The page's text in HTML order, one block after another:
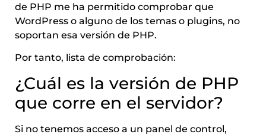
de PHP me ha permitido comprobar que
WordPress o alguno de los temas o plugins, no
soportan esa versión de PHP.
Por tanto, lista de comprobación:
¿Cuál es la versión de PHP
que corre en el servidor?
Si no tenemos acceso a un panel de control,